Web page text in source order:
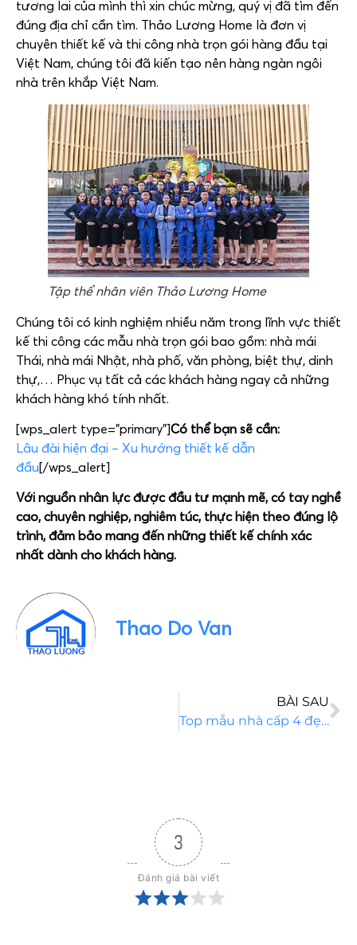
tương lai của mình thì xin chúc mừng, quý vị đã tìm đến
đúng địa chỉ cần tìm. Thảo Lương Home là đơn vị
chuyên thiết kế và thi công nhà trọn gói hàng đầu tại
Việt Nam, chúng tôi đã kiến tạo nên hàng ngàn ngôi
nhà trên khắp Việt Nam.
Tập thể nhân viên Thảo Lương Home
Chúng tôi có kinh nghiệm nhiều năm trong lĩnh vực thiết
kế thi công các mẫu nhà trọn gói bao gồm: nhà mái
Thái, nhà mái Nhật, nhà phố, văn phòng, biệt thự, dinh
thự,… Phục vụ tất cả các khách hàng ngay cả những
khách hàng khó tính nhất.
[wps_alert type=”primary”]Có thể bạn sẽ cần:
Lâu đài hiện đại – Xu hướng thiết kế dẫn
đầu[/wps_alert]
Với nguồn nhân lực được đầu tư mạnh mẽ, có tay nghề
cao, chuyên nghiệp, nghiêm túc, thực hiện theo đúng lộ
trình, đảm bảo mang đến những thiết kế chính xác
nhất dành cho khách hàng.
Thao Do Van
BÀI SAU
Top mẫu nhà cấp 4 đẹp 100m2 3 phòng ngủ có chi phí rẻ
3
Đánh giá bài viết